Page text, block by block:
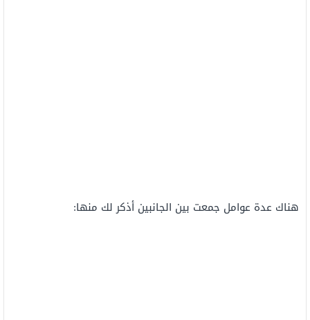
هناك عدة عوامل جمعت بين الجانبين أذكر لك منها: